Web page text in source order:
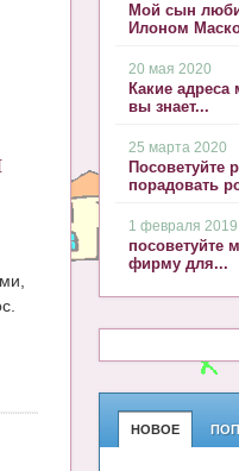
Мой сын
Илоном
20 мая 2020
Какие
вы знает...
25 марта 2020
Посоветуйте
порадовать
1 февраля 2019
посоветуйте
фирму для...
НОВОЕ